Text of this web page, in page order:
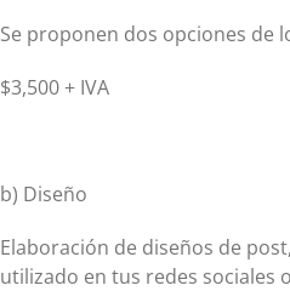
Se proponen dos opciones de
$3,500 + IVA
b) Diseño
Elaboración de diseños de
utilizado en tus redes sociales